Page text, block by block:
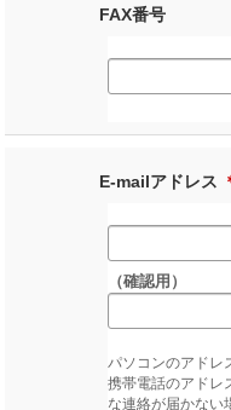
FAX番号
E-mailアドレス
（確認用）
パソコンのアドレ
携帯電話のアドレ
な連絡が届かない